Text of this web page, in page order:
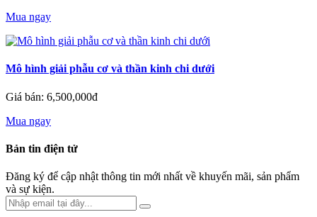
Mua ngay
Mô hình giải phẫu cơ và thần kinh chi dưới
Giá bán: 6,500,000đ
Mua ngay
Bản tin điện tử
Đăng ký để cập nhật thông tin mới nhất về khuyến mãi, sản phẩm
và sự kiện.